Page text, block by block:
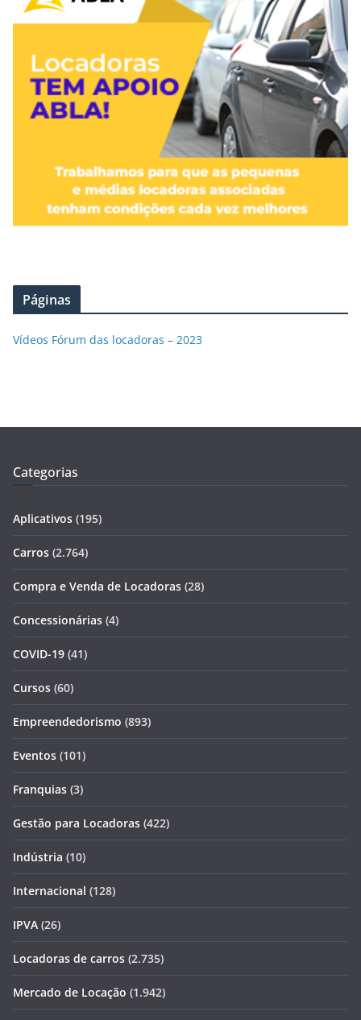
Páginas
Vídeos Fórum das locadoras – 2023
Categorias
Aplicativos (195)
Carros (2.764)
Compra e Venda de Locadoras (28)
Concessionárias (4)
COVID-19 (41)
Cursos (60)
Empreendedorismo (893)
Eventos (101)
Franquias (3)
Gestão para Locadoras (422)
Indústria (10)
Internacional (128)
IPVA (26)
Locadoras de carros (2.735)
Mercado de Locação (1.942)